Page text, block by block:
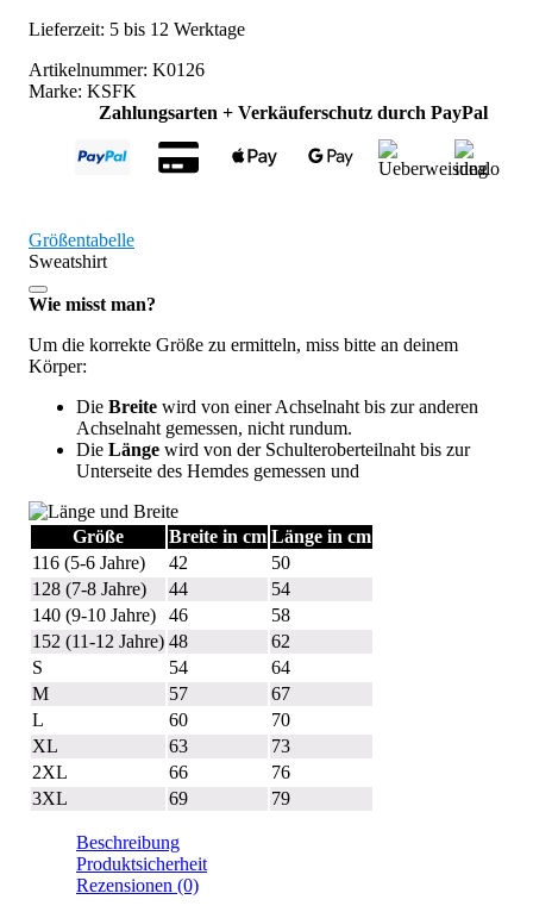
Lieferzeit: 5 bis 12 Werktage
Artikelnummer: K0126
Marke: KSFK
Zahlungsarten + Verkäuferschutz durch PayPal
Größentabelle
Sweatshirt
Wie misst man?
Um die korrekte Größe zu ermitteln, miss bitte an deinem
Körper:
Die Breite wird von einer Achselnaht bis zur anderen
Achselnaht gemessen, nicht rundum.
Die Länge wird von der Schulteroberteilnaht bis zur
Unterseite des Hemdes gemessen und
Größe Breite in cm Länge in cm
116 (5-6 Jahre)
42
50
128 (7-8 Jahre)
44
54
140 (9-10 Jahre)
46
58
152 (11-12 Jahre) 48
62
S
54
64
M
57
67
L
60
70
XL
63
73
2XL
66
76
3XL
69 79
Beschreibung
Produktsicherheit
Rezensionen (0)